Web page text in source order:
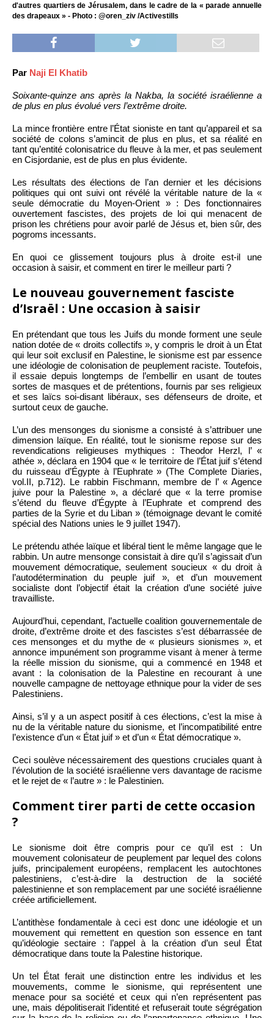
d'autres quartiers de Jérusalem, dans le cadre de la « parade annuelle
des drapeaux » - Photo : @oren_ziv /Activestills
Par Naji El Khatib
Soixante-quinze ans après la Nakba, la société israélienne a
de plus en plus évolué vers l’extrême droite.
La mince frontière entre l’État sioniste en tant qu’appareil et sa
société de colons s’amincit de plus en plus, et sa réalité en
tant qu’entité colonisatrice du fleuve à la mer, et pas seulement
en Cisjordanie, est de plus en plus évidente.
Les résultats des élections de l’an dernier et les décisions
politiques qui ont suivi ont révélé la véritable nature de la «
seule démocratie du Moyen-Orient » : Des fonctionnaires
ouvertement fascistes, des projets de loi qui menacent de
prison les chrétiens pour avoir parlé de Jésus et, bien sûr, des
pogroms incessants.
En quoi ce glissement toujours plus à droite est-il une
occasion à saisir, et comment en tirer le meilleur parti ?
Le nouveau gouvernement fasciste
d’Israël : Une occasion à saisir
En prétendant que tous les Juifs du monde forment une seule
nation dotée de « droits collectifs », y compris le droit à un État
qui leur soit exclusif en Palestine, le sionisme est par essence
une idéologie de colonisation de peuplement raciste. Toutefois,
il essaie depuis longtemps de l’embellir en usant de toutes
sortes de masques et de prétentions, fournis par ses religieux
et ses laïcs soi-disant libéraux, ses défenseurs de droite, et
surtout ceux de gauche.
L’un des mensonges du sionisme a consisté à s’attribuer une
dimension laïque. En réalité, tout le sionisme repose sur des
revendications religieuses mythiques : Theodor Herzl, l’ «
athée », déclara en 1904 que « le territoire de l’État juif s’étend
du ruisseau d’Égypte à l’Euphrate » (The Complete Diaries,
vol.II, p.712). Le rabbin Fischmann, membre de l’ « Agence
juive pour la Palestine », a déclaré que « la terre promise
s’étend du fleuve d’Égypte à l’Euphrate et comprend des
parties de la Syrie et du Liban » (témoignage devant le comité
spécial des Nations unies le 9 juillet 1947).
Le prétendu athée laïque et libéral tient le même langage que le
rabbin. Un autre mensonge consistait à dire qu’il s’agissait d’un
mouvement démocratique, seulement soucieux « du droit à
l’autodétermination du peuple juif », et d’un mouvement
socialiste dont l’objectif était la création d’une société juive
travailliste.
Aujourd’hui, cependant, l’actuelle coalition gouvernementale de
droite, d’extrême droite et des fascistes s’est débarrassée de
ces mensonges et du mythe de « plusieurs sionismes », et
annonce impunément son programme visant à mener à terme
la réelle mission du sionisme, qui a commencé en 1948 et
avant : la colonisation de la Palestine en recourant à une
nouvelle campagne de nettoyage ethnique pour la vider de ses
Palestiniens.
Ainsi, s’il y a un aspect positif à ces élections, c’est la mise à
nu de la véritable nature du sionisme, et l’incompatibilité entre
l’existence d’un « État juif » et d’un « État démocratique ».
Ceci soulève nécessairement des questions cruciales quant à
l’évolution de la société israélienne vers davantage de racisme
et le rejet de « l’autre » : le Palestinien.
Comment tirer parti de cette occasion
?
Le sionisme doit être compris pour ce qu’il est : Un
mouvement colonisateur de peuplement par lequel des colons
juifs, principalement européens, remplacent les autochtones
palestiniens, c’est-à-dire la destruction de la société
palestinienne et son remplacement par une société israélienne
créée artificiellement.
L’antithèse fondamentale à ceci est donc une idéologie et un
mouvement qui remettent en question son essence en tant
qu’idéologie sectaire : l’appel à la création d’un seul État
démocratique dans toute la Palestine historique.
Un tel État ferait une distinction entre les individus et les
mouvements, comme le sionisme, qui représentent une
menace pour sa société et ceux qui n’en représentent pas
une, mais dépolitiserait l’identité et refuserait toute ségrégation